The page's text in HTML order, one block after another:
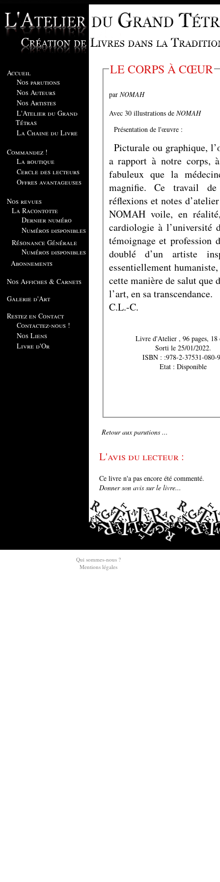
Accueil
Nos parutions
Nos Auteurs
Nos Artistes
L'Atelier du Grand
Tétras
La Chaine du Livre
Commandez !
La boutique
Cercle des lecteurs
Offres avantageuses
Nos revues
La Racontotte
Dernier numéro
Numéros disponibles
Résonance Générale
Numéros disponibles
Abonnements
Nos Affiches & Carnets
Galerie d'Art
Restez en Contact
Contactez-nous !
Nos Liens
Livre d'Or
LE CORPS À CŒUR
par NOMAH
Avec 30 illustrations de NOMAH
Présentation de l'œuvre :
Picturale ou graphique,
a rapport à notre corps,
fabuleux que la
magnifie. Ce travail
réflexions et notes
NOMAH voile, en
cardiologie à l’université
témoignage et profession
doublé d’un artiste
essentiellement
cette manière de salut que
l’art, en sa transcendance.
C.L.-C.
Livre d'Atelier , 96
Sorti le 25/01/2022.
ISBN : :978-2-37531-080-
Etat : Disponible
Retour aux parutions ...
L'avis du lecteur :
Ce livre n'a pas encore été commenté.
Donner son avis sur le livre...
Qui sommes-nous ?
Mentions légales